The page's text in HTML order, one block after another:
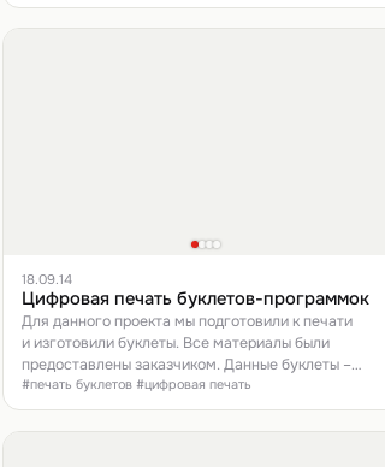
18.09.14
Цифровая печать буклетов-программок
Для данного проекта мы подготовили к печати
и изготовили буклеты. Все материалы были
предоставлены заказчиком. Данные буклеты –
программка мероприятия, которое проводил
заказчик. Печать – цифровая, двухсторонняя,
на мелованой бумаге.
#печать буклетов #цифровая печать